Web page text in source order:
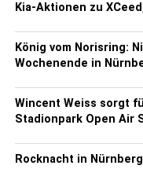
Kia-Aktionen zu
König vom Norisring:
Wochenende in
Wincent Weiss sorgt
Stadionpark Open Air
Rocknacht in